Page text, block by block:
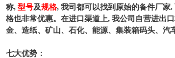
称, 型号及规格, 我司都可以找到原始的备件厂家
格也非常优惠。在进口渠道上, 我公司自营进出
金、造纸、矿山、石化、能源、集装箱码头、汽
七大优势：